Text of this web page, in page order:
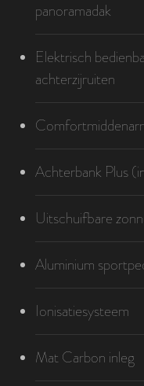
panoramadak
Elektrisch
achterzijruiten
Achterbank Plus
Uitschuifbare
Aluminium
Ionisatiesysteem
Mat Carbon inleg